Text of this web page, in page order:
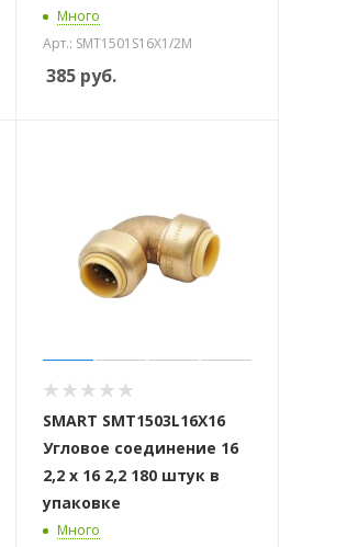
Много
Арт.: SMT1501S16X1/2M
385руб.
SMART SMT1503L16X16
Угловое соединение 16
2,2 х 16 2,2 180 штук в
упаковке
Много